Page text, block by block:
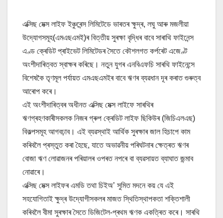
এক্সিছ মেক্স লাইফ ইঞ্চুৰেন্স লিমিটেডে ভাৰতৰ ক্ষুদ্ৰ, লঘু আৰু মজলীয়া
উদ্যোগসমূহ(এমএছএমই)ৰ বিত্তীয় সুৰক্ষা বৃদ্ধিৰ বাবে সাৰাথি ফাইনেন্স
এণ্ড ক্ৰেডিট প্ৰাইভেট লিমিটেডৰ সৈতে কৌশলগত কৰ্পৰেট এজেণ্ট
অংশীদাৰিত্বত স্বাক্ষৰ কৰিছে। নতুন যুগৰ এনবিএফচি সাৰথি ফাইনেন্সে
বিশেষকৈ তৃণমূল পৰ্যায়ত এমএছএমইৰ বাবে ঋণৰ ব্যৱধান দূৰ কৰাত গুৰুত্ব
আৰোপ কৰে।
এই অংশীদাৰিত্বৰ অধীনত এক্সিছ মেক্স লাইফে সাৰথিৰ
ঋণগ্ৰহণকাৰীসকলক নিজৰ গ্ৰুপ ক্ৰেডিট লাইফ ছিকিউৰ (জিচিএলএছ)
বিকল্পসমূহ আগবঢ়াব। এই ব্যৱস্থাই আৰ্থিক সুৰক্ষাৰ জাল হিচাপে কাম
কৰিবলৈ প্ৰস্তুত কৰা হৈছে, যাতে অভাৱনীয় পৰিঘটনাৰ ক্ষেত্ৰত ঋণৰ
বোজা ঋণ লোৱাজনৰ পৰিয়ালৰ ওপৰত নপৰে বা ব্যৱসায়ত ব্যাঘাত জন্মাব
নোৱাৰে।
এক্সিছ মেক্স লাইফৰ এমডি তথা চিইঅ’ সুমিত মদনে কয় যে এই
সহযোগিতাই ক্ষুদ্ৰ উদ্যোগীসকলৰ মাজত স্থিতিস্থাপকতা শক্তিশালী
কৰিবলৈ বীমা সুৰক্ষাৰ সৈতে ডিজিটেল-প্ৰথম ঋণক একত্ৰিত কৰে। সাৰথি